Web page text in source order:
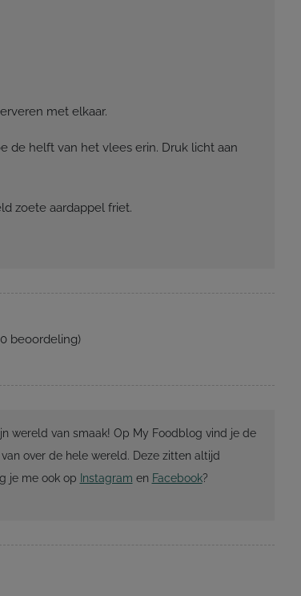
met elkaar.
de helft van het vlees erin. Druk licht aan
zoete aardappel friet.
0beoordeling)
wereld van smaak! Op My Foodblog vind je de
over de hele wereld. Deze zitten altijd
je me ook op Instagram en Facebook?